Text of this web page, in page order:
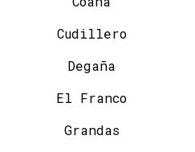
Cudillero
Degaña
El Franco
Grandas